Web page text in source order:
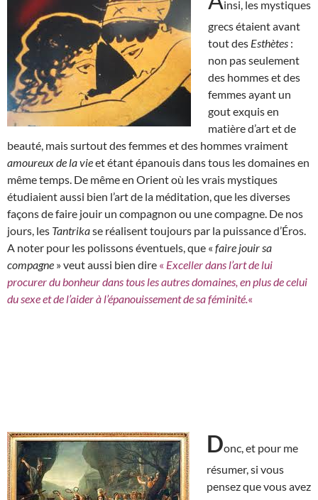
insi, les mystiques
grecs étaient avant
tout des Esthètes :
non pas seulement
des hommes et des
femmes ayant un
gout exquis en
matière d’art et de
beauté, mais surtout des femmes et des hommes vraiment
amoureux de la vieet étant épanouis dans tous les domaines en
même temps. De même en Orient où les vrais mystiques
étudiaient aussi bien l’art de la méditation, que les diverses
façons de faire jouir un compagnon ou une compagne. De nos
jours, les Tantrikase réalisent toujours par la puissance d’Éros.
A noter pour les polissons éventuels, que « faire jouir sa
compagne » veut aussi bien dire « Exceller dans l’art de lui
procurer du bonheur dans tous les autres domaines, en plus de celui
du sexe et de l’aider à l’épanouissement de sa féminité. «
Donc, et pour me
résumer, si vous
pensez que vous avez